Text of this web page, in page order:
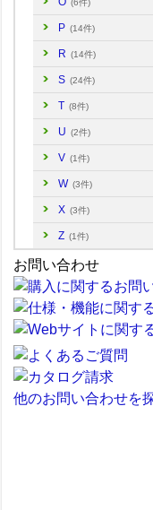
(6件)
P (14件)
R (14件)
S (24件)
T (8件)
U (2件)
V (1件)
W (3件)
X (3件)
Z (1件)
お問い合わせ
他のお問い合わせを